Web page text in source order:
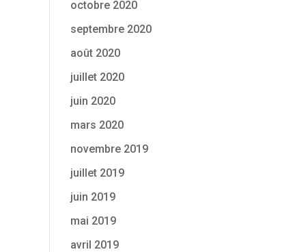
octobre 2020
septembre 2020
août 2020
juillet 2020
juin 2020
mars 2020
novembre 2019
juillet 2019
juin 2019
mai 2019
avril 2019